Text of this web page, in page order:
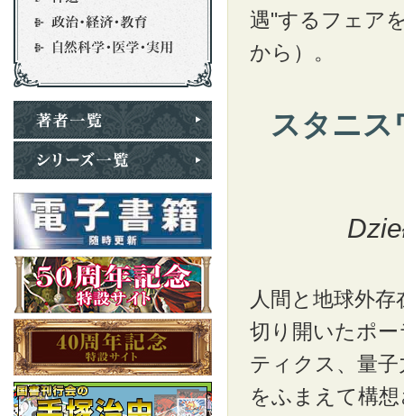
遇"するフェア
から）。
スタニス
人間と地球外
切り開いたポ
ティクス、量
をふまえて構